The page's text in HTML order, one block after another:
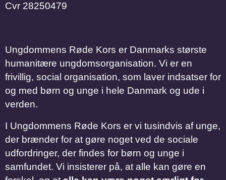
Cvr 28250479
Ungdommens Røde Kors er Danmarks største
humanitære ungdomsorganisation. Vi er en
frivillig, social organisation, som laver indsatser for
og med børn og unge i hele Danmark og ude i
verden.
I Ungdommens Røde Kors er vi tusindvis af unge,
der brænder for at gøre noget ved de sociale
udfordringer, der findes for børn og unge i
samfundet. Vi insisterer på, at alle kan gøre en